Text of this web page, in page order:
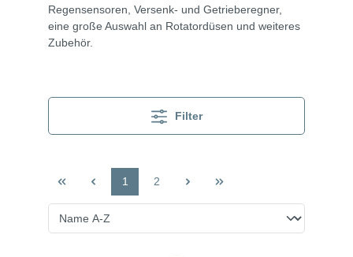
Regensensoren, Versenk- und Getrieberegner,
eine große Auswahl an Rotatordüsen und weiteres
Zubehör.
Filter
1 2